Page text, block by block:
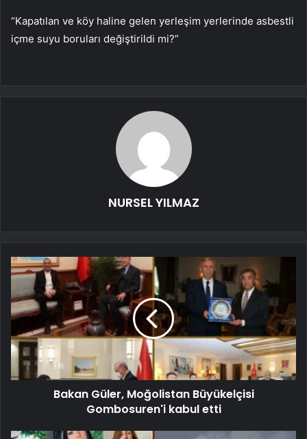
“Kapatılan ve köy haline gelen yerleşim yerlerinde asbestli
içme suyu boruları değiştirildi mi?”
NURSEL YILMAZ
Bakan Güler, Moğolistan Büyükelçisi
Gombosuren'i kabul etti